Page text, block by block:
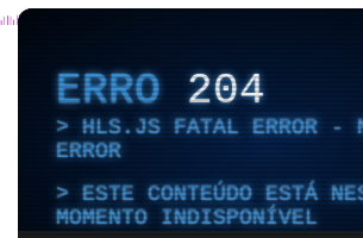
ERRO204
HLS.JS FATAL ERROR -
ERROR
ESTE CONTEÚDO ESTÁ
MOMENTO INDISPONÍVEL